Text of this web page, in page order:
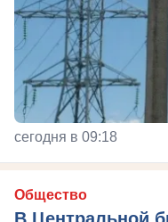
сегодня в 09:18
Общество